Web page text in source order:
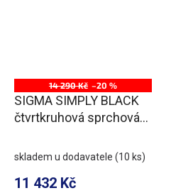
14 290 Kč –20 %
SIGMA SIMPLY BLACK
čtvrtkruhová sprchová
R550, L/R, čiré sklo
skladem u dodavatele (10 ks)
11 432 Kč